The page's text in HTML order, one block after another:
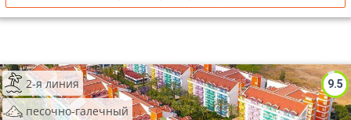
9.5
2-я линия
песочно-галечный